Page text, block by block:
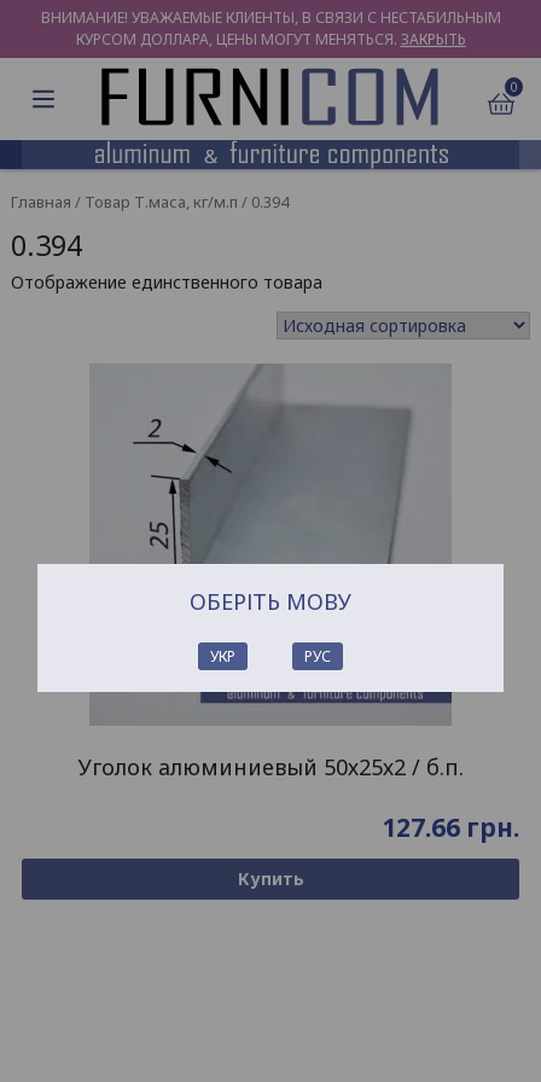
ВНИМАНИЕ! УВАЖАЕМЫЕ КЛИЕНТЫ, В СВЯЗИ С НЕСТАБИЛЬНЫМ
КУРСОМ ДОЛЛАРА, ЦЕНЫ МОГУТ МЕНЯТЬСЯ. ЗАКРЫТЬ
0
Главная / Товар Т.маса, кг/м.п / 0.394
0.394
Отображение единственного товара
Уголок алюминиевый 50х25х2 / б.п.
127.66 грн.
Купить
ОБЕРІТЬ МОВУ
УКР РУС